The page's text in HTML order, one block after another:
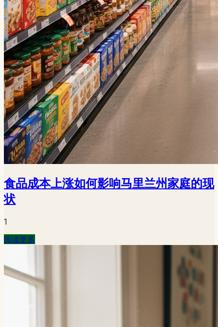
食品成本上涨如何影响马里兰州家庭的现
状
1
阅读更多